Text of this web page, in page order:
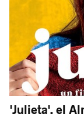
'Julieta', el